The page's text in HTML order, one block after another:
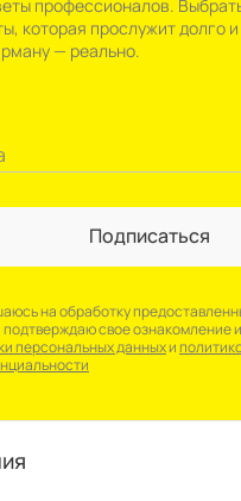
профессионалов.
которая прослужит долго
— реально.
Подписаться
на обработку
свое ознакомление
персональных данныхи